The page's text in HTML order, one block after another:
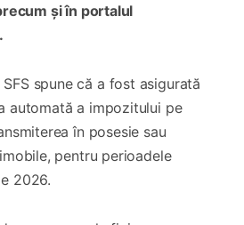
și în portalul
spune că a fost asigurată
automată a impozitului pe
în posesie sau
pentru perioadele
2026.